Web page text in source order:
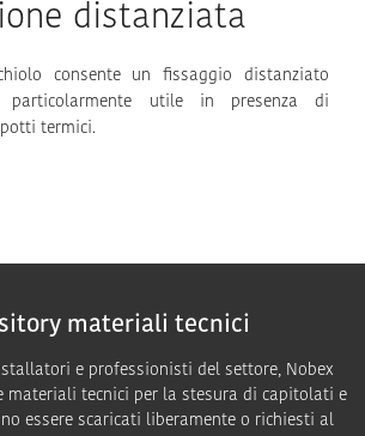
distanziata
consente un fissaggio distanziato
particolarmente utile in presenza di
termici.
materiali tecnici
e professionisti del settore, Nobex
materiali tecnici per la stesura di capitolati e
essere scaricati liberamente o richiesti al